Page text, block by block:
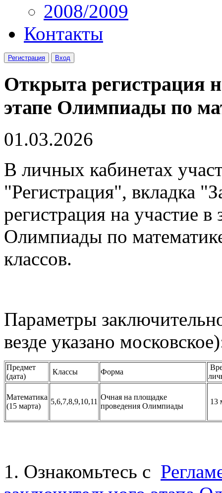
2008/2009
Контакты
Регистрация Вход
Открыта регистрация
этапе Олимпиады по
01.03.2026
В личных кабинетах
"Регистрация", вкладка
регистрация на участие
Олимпиады по
классов.
Параметры
везде указано
Предмет
(дата)
Классы Форма
Математика
(15 марта)
5,6,7,8,9,10,11
Очная на площадке
проведения Олимпиады
13
1. Ознакомьтесь с